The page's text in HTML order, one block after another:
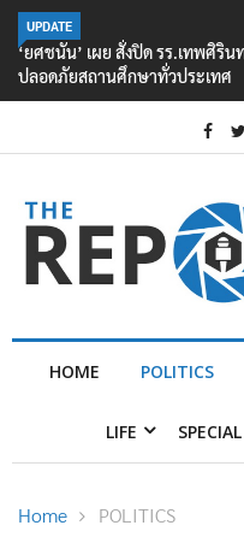
UPDATE
‘ยศชนัน’ เผย สั่งปิด รร.เทพศิริ
ปลอดภัยสถานศึกษาทั่วประเทศ
HOME POLITICS
LIFE SPECIAL
Home POLITICS